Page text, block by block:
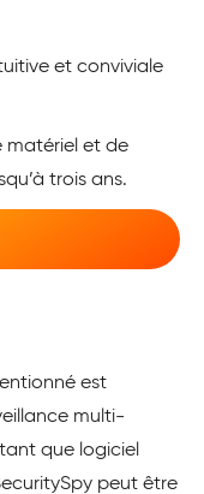
et conviviale
matériel et de
trois ans.
est
multi-
que logiciel
peut être